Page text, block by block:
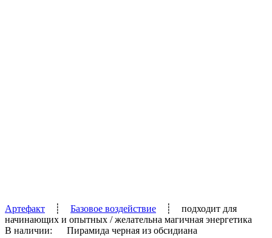
Артефакт ┊ Базовое воздействие ┊ подходит для
начинающих и опытных / желательна магичная энергетика
В наличии:
Пирамида черная из обсидиана